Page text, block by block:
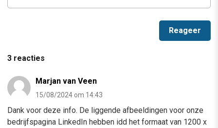
3 reacties
Marjan van Veen
15/08/2024 om 14:43
Dank voor deze info. De liggende afbeeldingen voor onze
bedrijfspagina LinkedIn hebben idd het formaat van 1200 x